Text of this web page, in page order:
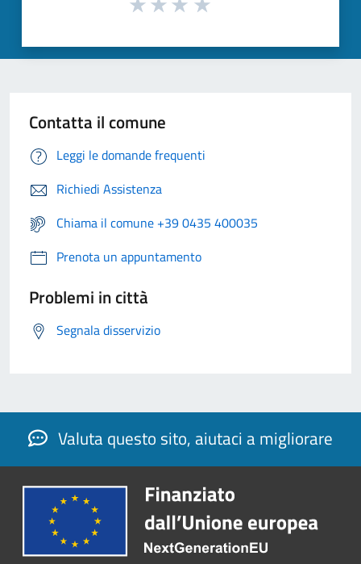
Contatta il comune
Leggi le domande frequenti
Richiedi Assistenza
Chiama il comune +39 0435 400035
Prenota un appuntamento
Problemi in città
Segnala disservizio
Valuta questo sito, aiutaci a migliorare